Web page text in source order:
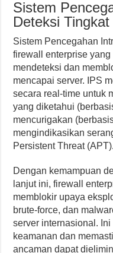
Sistem
Deteksi
Sistem Pencegahan
firewall enterprise
mendeteksi dan
mencapai server. IPS
secara real-time untuk
yang diketahui
mencurigakan
mengindikasikan
Persistent Threat (APT).
Dengan kemampuan
lanjut ini, firewall
memblokir upaya
brute-force, dan
server internasional.
keamanan dan
ancaman dapat